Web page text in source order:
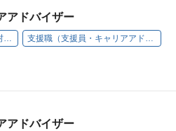
アドバイザー
長崎（諫早・出島・西浜町・大村・西本町） 支援職（支援員・キャリアアドバイザー）
アドバイザー